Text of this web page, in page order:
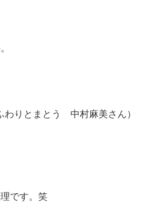
わりとまとう 中村麻美さん）
です。笑